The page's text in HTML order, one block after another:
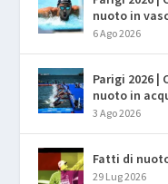
nuoto in
6 Ago 2026
Parigi 2026 |
nuoto in
3 Ago 2026
Fatti di
29 Lug 2026